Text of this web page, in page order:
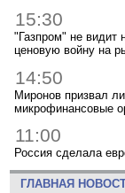
15:30
"Газпром" не видит
ценовую войну на
14:50
Миронов призвал
микрофинансовые
11:00
Россия сделала
ГЛАВНАЯ